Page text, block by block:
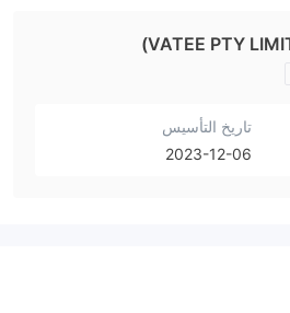
VATEE PTY
تاريخ التأسيس
2023-12-06